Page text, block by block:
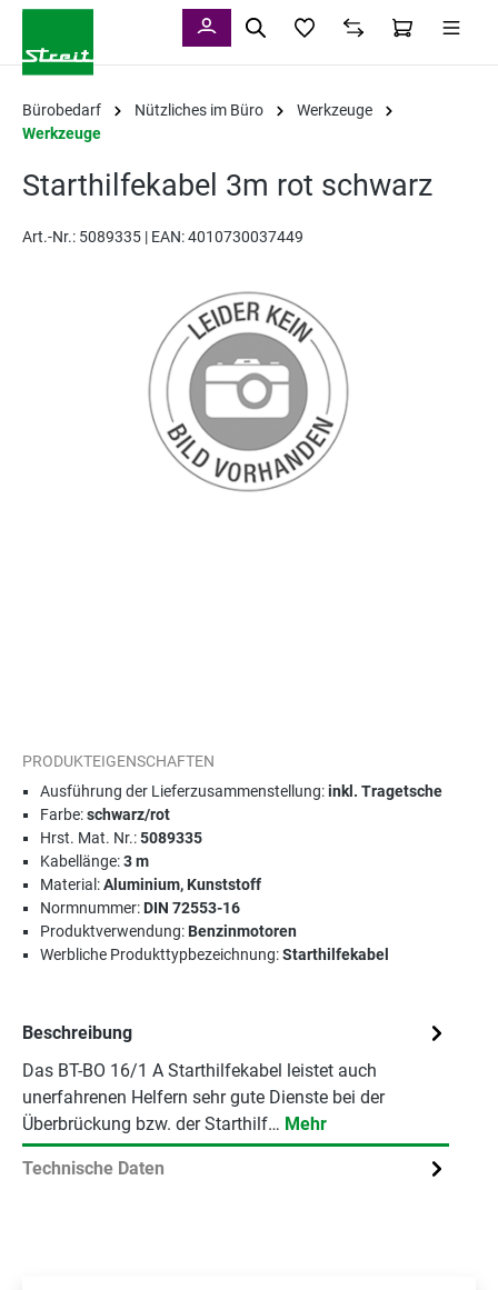
Bürobedarf Nützliches im Büro
Werkzeuge
Werkzeuge
Starthilfekabel 3m rot schwarz
Art.-Nr.: 5089335 | EAN: 4010730037449
PRODUKTEIGENSCHAFTEN
Ausführung der Lieferzusammenstellung:inkl. Tragetsche
Farbe:schwarz/rot
Hrst. Mat. Nr.:5089335
Kabellänge:3 m
Material:Aluminium, Kunststoff
Normnummer:DIN 72553-16
Produktverwendung:Benzinmotoren
Werbliche Produkttypbezeichnung:Starthilfekabel
Beschreibung
Das BT-BO 16/1 A Starthilfekabel leistet auch
unerfahrenen Helfern sehr gute Dienste bei der
Überbrückung bzw. der Starthilf… Mehr
Technische Daten